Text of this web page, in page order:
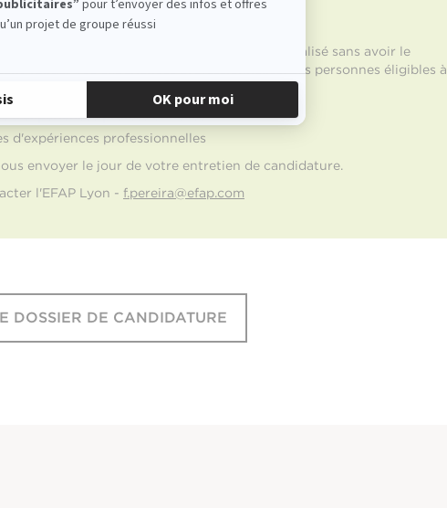
Acquis professionnels
permet d'entrer directement en MBA Spécialisé sans avoir le
valider vos expériences professionnelles. Les personnes éligibles à
d'expériences professionnelles
d'expériences professionnelles
envoyer le jour de votre entretien de candidature.
l'EFAP Lyon - f.pereira@efap.com
DOSSIER DE CANDIDATURE